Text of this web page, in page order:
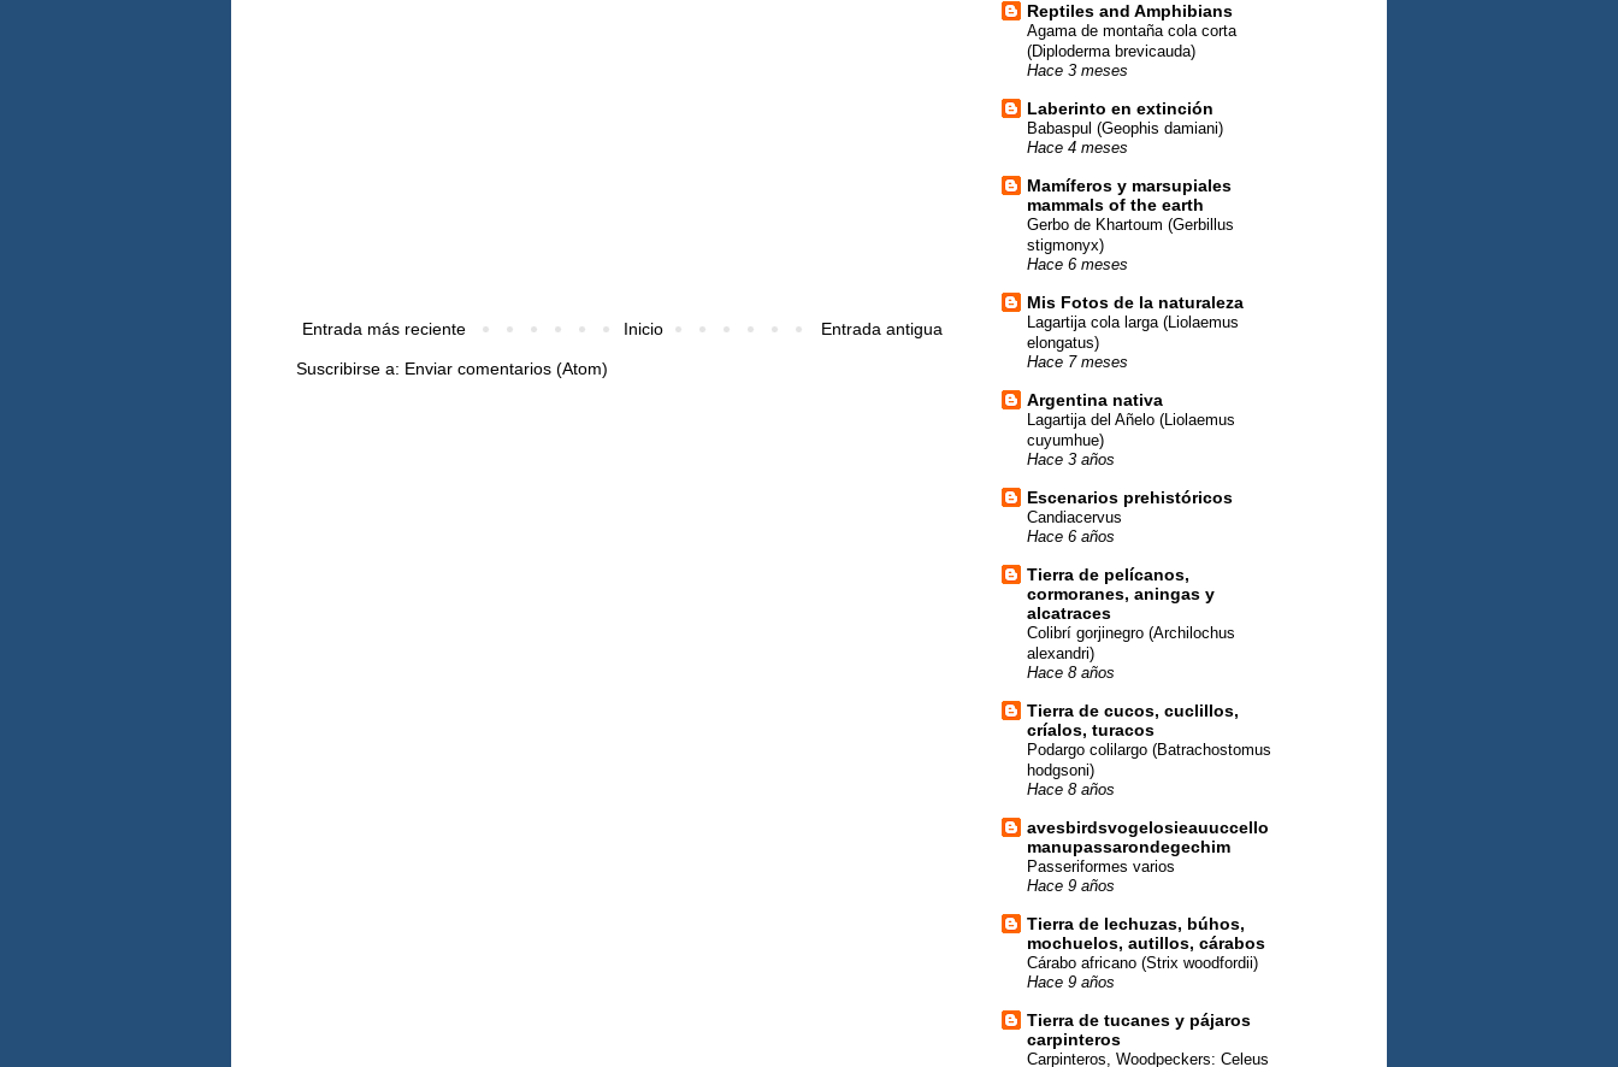
Entrada más reciente Entrada antigua
Inicio
Suscribirse a: Enviar comentarios (Atom)
Reptiles and Amphibians
Agama de montaña cola corta
(Diploderma brevicauda)
Hace 3 meses
Laberinto en extinción
Babaspul (Geophis damiani)
Hace 4 meses
Mamíferos y marsupiales
mammals of the earth
Gerbo de Khartoum (Gerbillus
stigmonyx)
Hace 6 meses
Mis Fotos de la naturaleza
Lagartija cola larga (Liolaemus
elongatus)
Hace 7 meses
Argentina nativa
Lagartija del Añelo (Liolaemus
cuyumhue)
Hace 3 años
Escenarios prehistóricos
Candiacervus
Hace 6 años
Tierra de pelícanos,
cormoranes, aningas y
alcatraces
Colibrí gorjinegro (Archilochus
alexandri)
Hace 8 años
Tierra de cucos, cuclillos,
críalos, turacos
Podargo colilargo (Batrachostomus
hodgsoni)
Hace 8 años
avesbirdsvogelosieauuccello
manupassarondegechim
Passeriformes varios
Hace 9 años
Tierra de lechuzas, búhos,
mochuelos, autillos, cárabos
Cárabo africano (Strix woodfordii)
Hace 9 años
Tierra de tucanes y pájaros
carpinteros
Carpinteros, Woodpeckers: Celeus